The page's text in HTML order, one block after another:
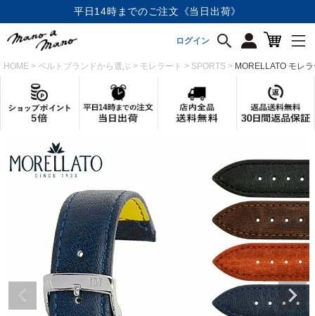
店内全品《送料無料》
ログイン
HOME ベルトブランドから選ぶ モレラート SPORTS MORELLATO モレ